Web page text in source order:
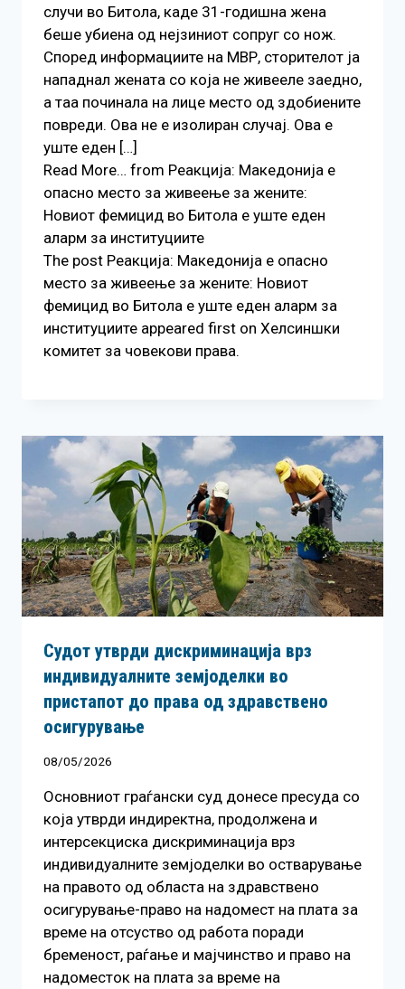
случи во Битола, каде 31-годишна жена
беше убиена од нејзиниот сопруг со нож.
Според информациите на МВР, сторителот ја
нападнал жената со која не живееле заедно,
а таа починала на лице место од здобиените
повреди. Ова не е изолиран случај. Ова е
уште еден […]
Read More… from Реакција: Македонија е
опасно место за живеење за жените:
Новиот фемицид во Битола е уште еден
аларм за институциите
The post Реакција: Македонија е опасно
место за живеење за жените: Новиот
фемицид во Битола е уште еден аларм за
институциите appeared first on Хелсиншки
комитет за човекови права.
Судот утврди дискриминација врз
индивидуалните земјоделки во
пристапот до права од здравствено
осигурување
08/05/2026
Основниот граѓански суд донесе пресуда со
која утврди индиректна, продолжена и
интерсекциска дискриминација врз
индивидуалните земјоделки во остварување
на правото од областа на здравствено
осигурување-право на надомест на плата за
време на отсуство од работа поради
бременост, раѓање и мајчинство и право на
надоместок на плата за време на